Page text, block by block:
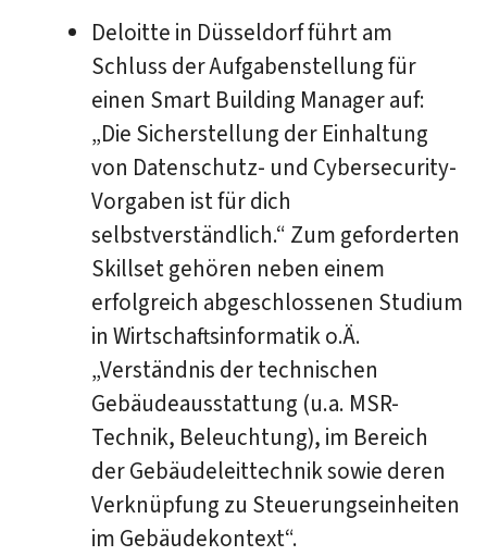
Deloitte in Düsseldorf führt am
Schluss der Aufgabenstellung für
einen Smart Building Manager auf:
„Die Sicherstellung der Einhaltung
von Datenschutz- und Cybersecurity-
Vorgaben ist für dich
selbstverständlich.“ Zum geforderten
Skillset gehören neben einem
erfolgreich abgeschlossenen Studium
in Wirtschaftsinformatik o.Ä.
„Verständnis der technischen
Gebäudeausstattung (u.a. MSR-
Technik, Beleuchtung), im Bereich
der Gebäudeleittechnik sowie deren
Verknüpfung zu Steuerungseinheiten
im Gebäudekontext“.